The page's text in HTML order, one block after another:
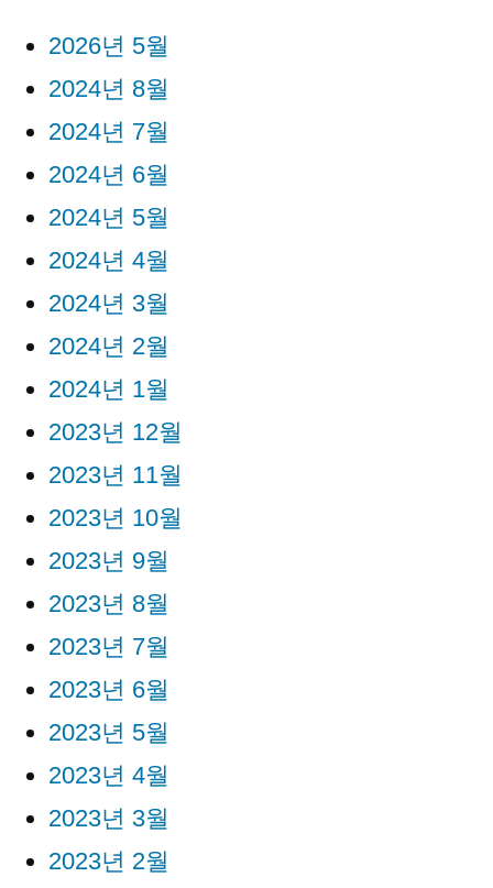
2026년 5월
2024년 8월
2024년 7월
2024년 6월
2024년 5월
2024년 4월
2024년 3월
2024년 2월
2024년 1월
2023년 12월
2023년 11월
2023년 10월
2023년 9월
2023년 8월
2023년 7월
2023년 6월
2023년 5월
2023년 4월
2023년 3월
2023년 2월